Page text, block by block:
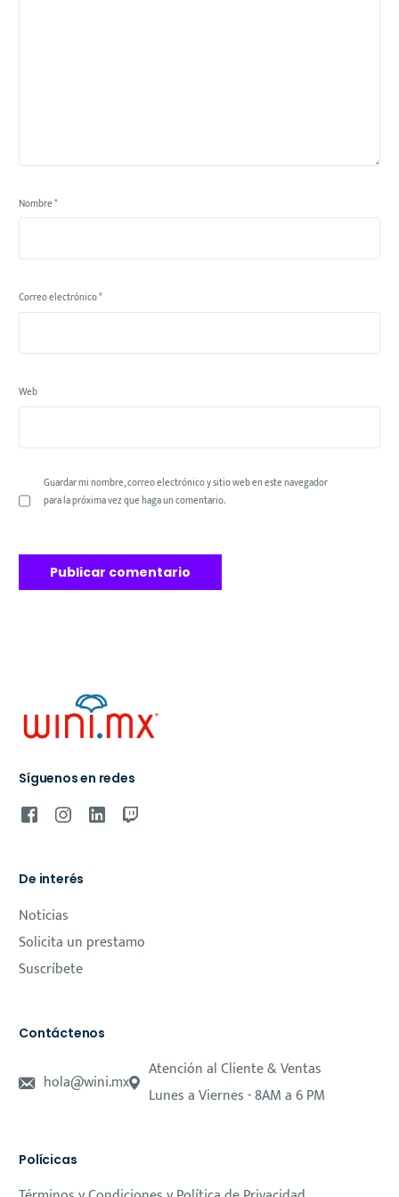
Nombre*
Correo electrónico*
Web
Guardar mi nombre, correo electrónico y sitio web en este navegador
para la próxima vez que haga un comentario.
Síguenos en redes
De interés
Noticias
Solicita un prestamo
Suscríbete
Contáctenos
hola@wini.mx
Atención al Cliente & Ventas
Lunes a Viernes - 8AM a 6 PM
Polícicas